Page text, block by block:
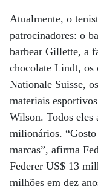
Atualmente, o
patrocinadores: o
barbear Gillette, a
chocolate Lindt, os
Nationale Suisse,
materiais
Wilson. Todos eles
milionários.
marcas”, afirma
Federer US$ 13
milhões em dez